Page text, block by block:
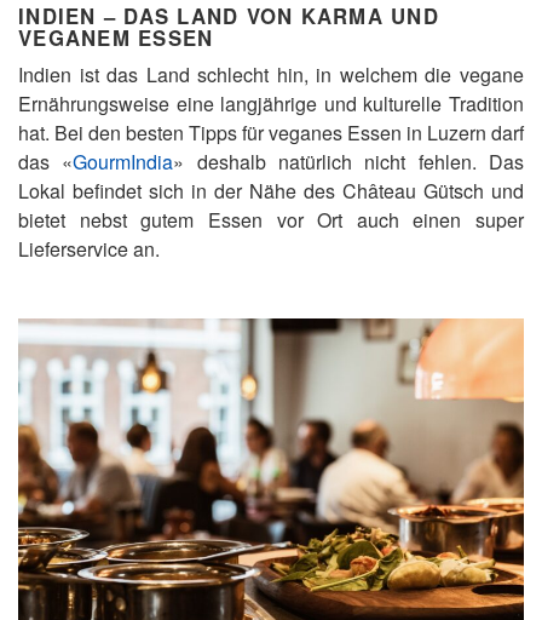
INDIEN – DAS LAND VON KARMA UND
VEGANEM ESSEN
Indien ist das Land schlecht hin, in welchem die vegane
Ernährungsweise eine langjährige und kulturelle Tradition
hat. Bei den besten Tipps für veganes Essen in Luzern darf
das «GourmIndia» deshalb natürlich nicht fehlen. Das
Lokal befindet sich in der Nähe des Château Gütsch und
bietet nebst gutem Essen vor Ort auch einen super
Lieferservice an.